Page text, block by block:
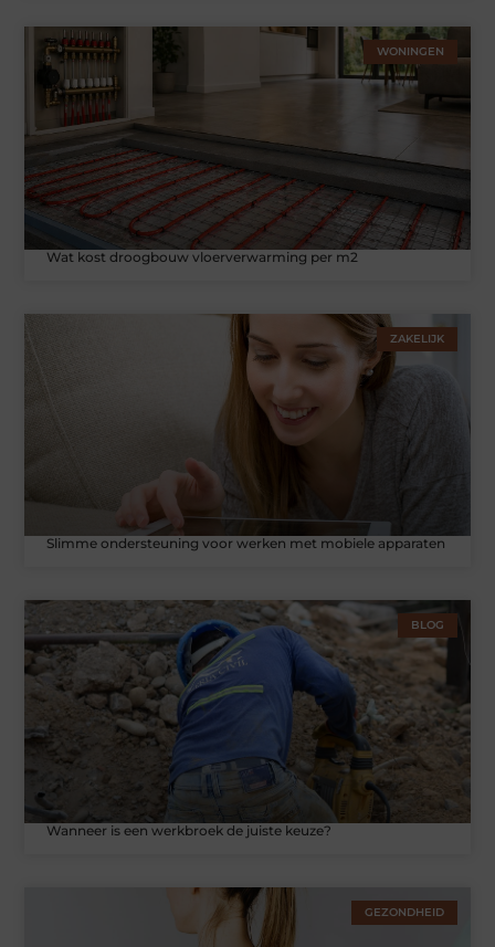
WONINGEN
Wat kost droogbouw vloerverwarming per m2
ZAKELIJK
Slimme ondersteuning voor werken met mobiele apparaten
BLOG
Wanneer is een werkbroek de juiste keuze?
GEZONDHEID